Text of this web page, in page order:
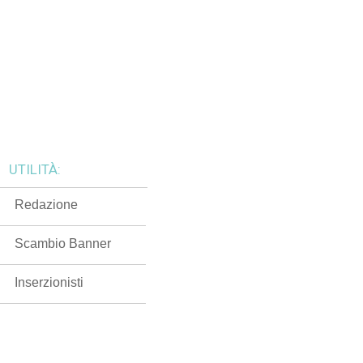
UTILITÀ:
Redazione
Scambio Banner
Inserzionisti